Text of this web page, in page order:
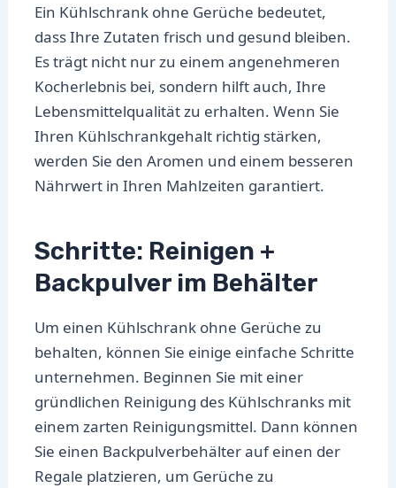
Ein Kühlschrank ohne Gerüche bedeutet,
dass Ihre Zutaten frisch und gesund bleiben.
Es trägt nicht nur zu einem angenehmeren
Kocherlebnis bei, sondern hilft auch, Ihre
Lebensmittelqualität zu erhalten. Wenn Sie
Ihren Kühlschrankgehalt richtig stärken,
werden Sie den Aromen und einem besseren
Nährwert in Ihren Mahlzeiten garantiert.
Schritte: Reinigen +
Backpulver im Behälter
Um einen Kühlschrank ohne Gerüche zu
behalten, können Sie einige einfache Schritte
unternehmen. Beginnen Sie mit einer
gründlichen Reinigung des Kühlschranks mit
einem zarten Reinigungsmittel. Dann können
Sie einen Backpulverbehälter auf einen der
Regale platzieren, um Gerüche zu